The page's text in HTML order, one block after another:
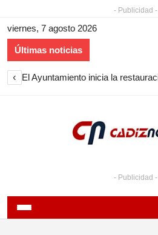
- Publicidad -
viernes, 7 agosto 2026
Últimas noticias
‹
- Publicidad -